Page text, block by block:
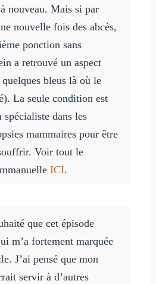
nouveau. Mais si par
nouvelle fois des abcès,
ponction sans
a retrouvé un aspect
bleus là où le
La seule condition est
spécialiste dans les
mammaires pour être
Voir tout le
ICI.
que cet épisode
m’a fortement marquée
J’ai pensé que mon
servir à d’autres